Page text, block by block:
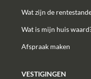
Wat zijn de
Wat is mijn huis
Afspraak maken
VESTIGINGEN